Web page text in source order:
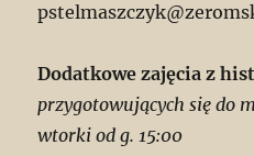
Dodatkowe zajęcia z
przygotowujących się do
wtorki od g. 15:00